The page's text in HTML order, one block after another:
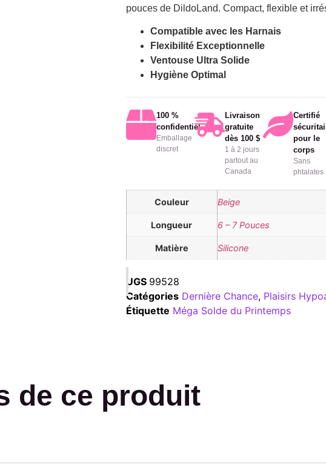
pouces de DildoLand. Compact, flexible et
Compatible avec les Harnais
Flexibilité Exceptionnelle
Ventouse Ultra Solide
Hygiène Optimal
100 %
confidentiel
Emballage
discret
Livraison
gratuite
dès 100 $
1 à 2 jours
partout au
Canada
Certifié
pour le
corps
Sans
phtalates
Couleur Beige
Longueur 6 – 7 Pouces
Matière Silicone
UGS 99528
Catégories Dernière Chance, Plaisirs
Étiquette Méga Solde du Printemps
de ce produit